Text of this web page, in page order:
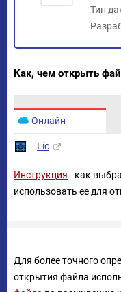
Тип
Как, чем открыть
Онлайн
Lic
Инструкция - как
использовать ее для
Для более точного
открытия файла